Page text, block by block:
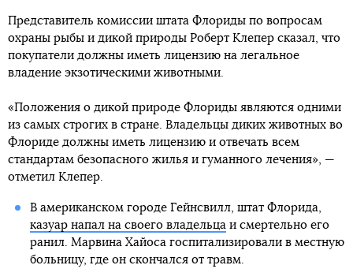
Представитель комиссии штата Флориды по вопросам
охраны рыбы и дикой природы Роберт Клепер сказал, что
покупатели должны иметь лицензию на легальное
владение экзотическими животными.
«Положения о дикой природе Флориды являются одними
из самых строгих в стране. Владельцы диких животных во
Флориде должны иметь лицензию и отвечать всем
стандартам безопасного жилья и гуманного лечения», —
отметил Клепер.
В американском городе Гейнсвилл, штат Флорида,
казуар напал на своего владельца и смертельно его
ранил. Марвина Хайоса госпитализировали в местную
больницу, где он скончался от травм.